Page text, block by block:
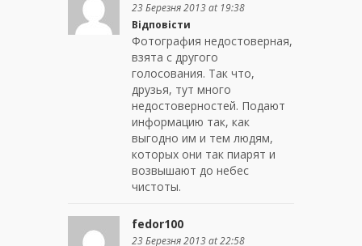
23 Березня 2013 at 19:38
Відповісти
Фотография недостоверная,
взята с другого
голосования. Так что,
друзья, тут много
недостоверностей. Подают
информацию так, как
выгодно им и тем людям,
которых они так пиарят и
возвышают до небес
чистоты.
fedor100
23 Березня 2013 at 22:58